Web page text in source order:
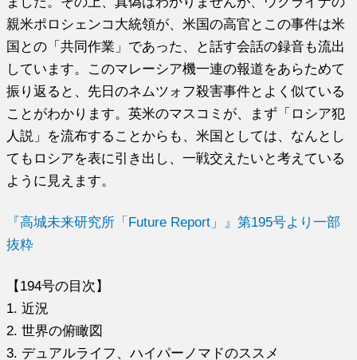
親米ポロシェンコ大統領が、米国の高官とこの事件は米
国との「共同作業」であった、と話す会話の録音も流出
しています。このマレーシア機一連の報道をあらためて
振り返ると、先日のネムツォフ殺害事件とよく似ている
ことがわかります。英米のマスコミが、まず「ロシア犯
人説」を流布することからも、米国としては、なんとし
てもロシアを表に引き出し、一戦交えたいと考えている
ように見えます。
『高城未来研究所「Future Report」』第195号より一部
抜粋
【194号の目次】
1. 近況
2. 世界の俯瞰図
3. デュアルライフ、ハイパーノマドのススメ